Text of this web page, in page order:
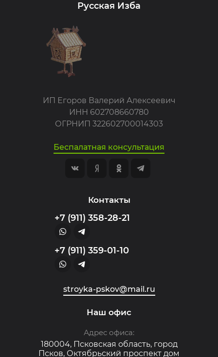
Русская Изба
ИП Егоров Валерий Алексеевич
ИНН 602708660780
ОГРНИП 322602700014303
Беспалатная консультация
Контакты
+7 (911) 358-28-21
+7 (911) 359-01-10
stroyka-pskov@mail.ru
Наш офис
Адрес офиса:
180004, Псковская область, город
Псков, Октябрьский проспект дом